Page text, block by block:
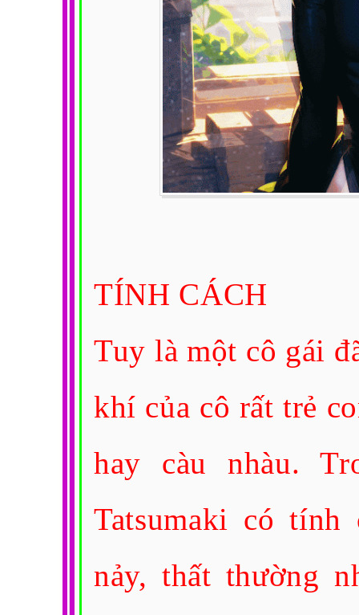
TÍNH CÁCH
Tuy là một cô gái
khí của cô rất trẻ
hay càu nhàu.
Tatsumaki có
nảy, thất thường